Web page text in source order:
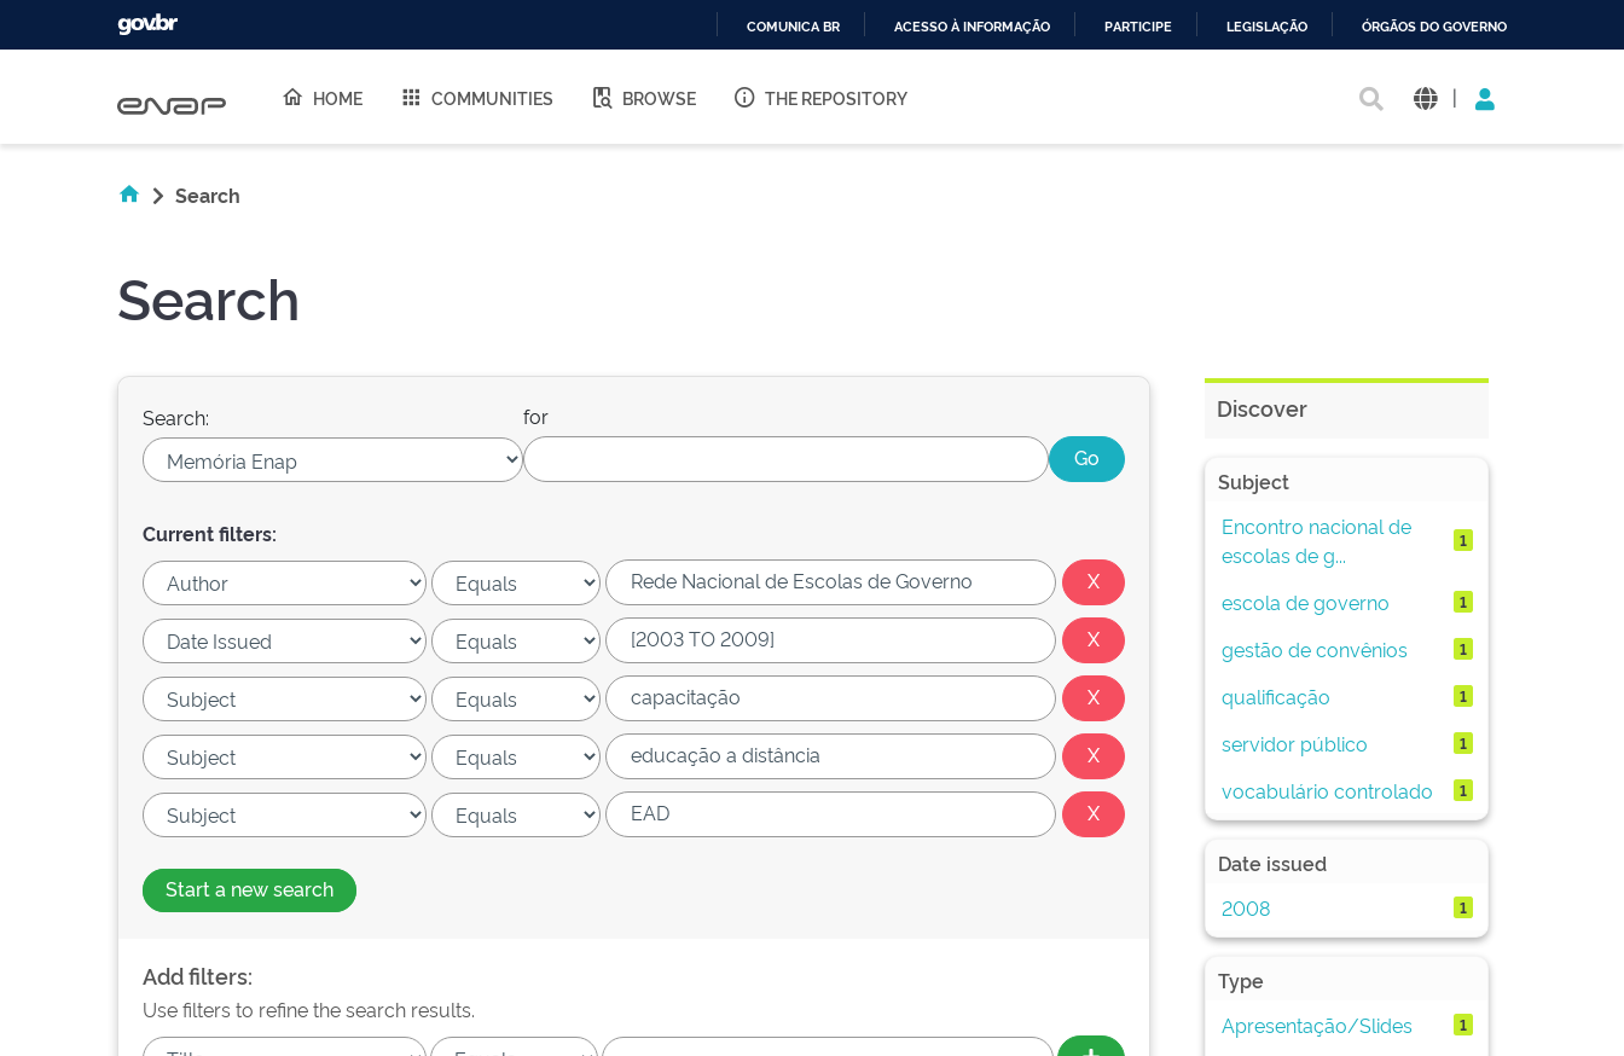
O
COMUNICA BR ACESSO À INFORMAÇÃO PARTICIPE LEGISLAÇÃO ÓRGÃOS DO GOVERNO
HOME COMMUNITIES BROWSE THE REPOSITORY |
Search
Search
Search: for
Current filters:
Start a new search
Add filters:
Use filters to refine the search results.
Discover
Subject
Encontro nacional de
escolas de g...
1
escola de governo 1
gestão de convênios 1
qualificação 1
servidor público 1
vocabulário controlado 1
Date issued
2008
1
Type
Apresentação/Slides
1